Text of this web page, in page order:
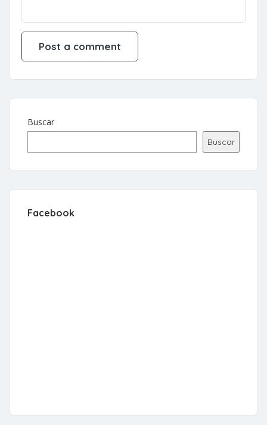
Buscar
Buscar
Facebook